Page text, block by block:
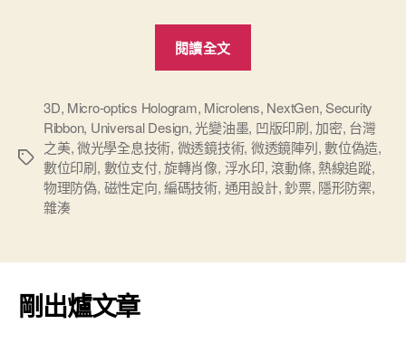
閱讀全文
潮
下
的
實
標
3D, Micro-optics Hologram, Microlens, NextGen,Security
Ribbon, Universal Design,光變油墨, 凹版印刷,加密, 台灣
之美,微光學全息技術, 微透鏡技術, 微透鏡陣列,數位偽造,
數位印刷, 數位支付,旋轉肖像, 浮水印,滾動條, 熱線追蹤,
物理防偽, 磁性定向,編碼技術, 通用設計,鈔票, 隱形防禦,
雜湊
剛出爐文章